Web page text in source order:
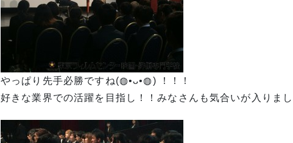
やっぱり先手必勝ですね(◍•ᴗ•◍) ！！！
好きな業界での活躍を目指し！！みなさんも気合いが入り